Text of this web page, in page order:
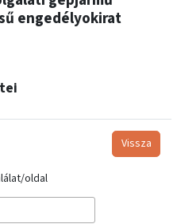
engedélyokirat
Vissza
oldal